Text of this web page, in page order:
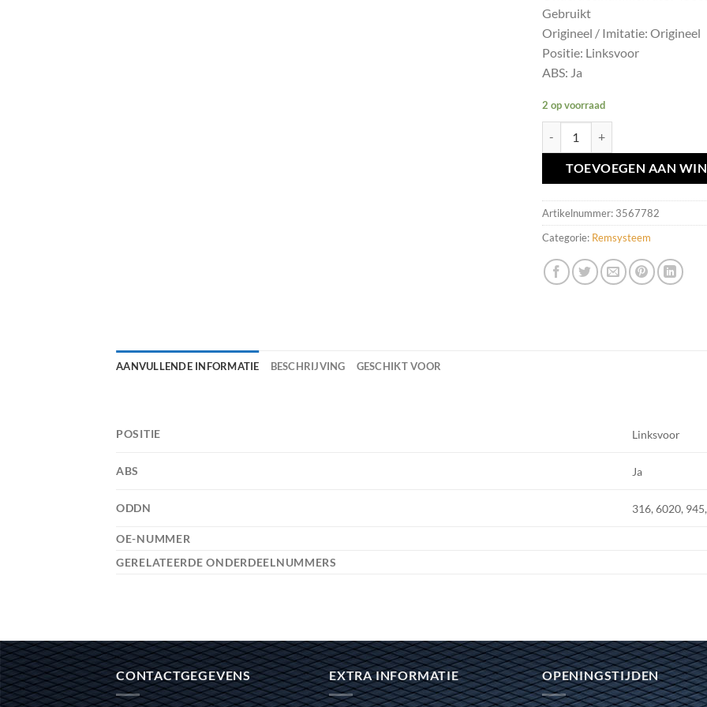
Gebruikt
Origineel / Imitatie: Origineel
Positie: Linksvoor
ABS: Ja
2 op voorraad
TOEVOEGEN AAN
Artikelnummer: 3567782
Categorie: Remsysteem
AANVULLENDE INFORMATIE BESCHRIJVING GESCHIKT VOOR
POSITIE Linksvoor
ABS Ja
ODDN 316, 6020,
OE-NUMMER
GERELATEERDE ONDERDEELNUMMERS
CONTACTGEGEVENS EXTRA INFORMATIE OPENINGSTIJDEN